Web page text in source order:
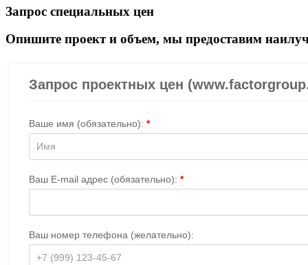
Запрос специальных цен
Опишите проект и объем, мы предоставим